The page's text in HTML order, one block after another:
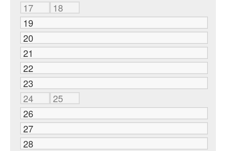
17
18
19
20
21
22
23
24
25
26
27
28